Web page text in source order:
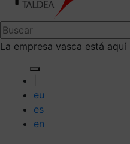
La empresa vasca está aquí
eu
es
en